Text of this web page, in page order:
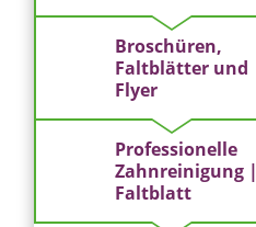
Broschüren,
Faltblätter und
Flyer
Professionelle
Zahnreinigung |
Faltblatt